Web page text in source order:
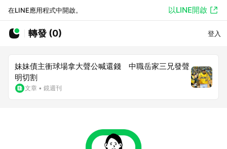
在LINE應用程式中開啟。 以LINE開啟
轉發 (0) 登入
妹妹債主衝球場拿大聲公喊還錢 中職岳家三兄發聲
明切割
文章 • 鏡週刊